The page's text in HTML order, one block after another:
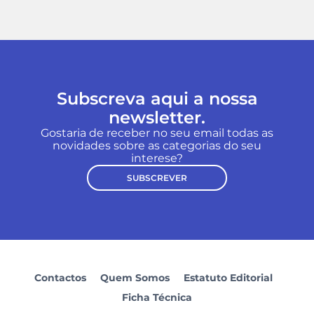
Subscreva aqui a nossa
newsletter.
Gostaria de receber no seu email todas as
novidades sobre as categorias do seu
interese?
SUBSCREVER
Contactos Quem Somos
Estatuto Editorial
Ficha Técnica